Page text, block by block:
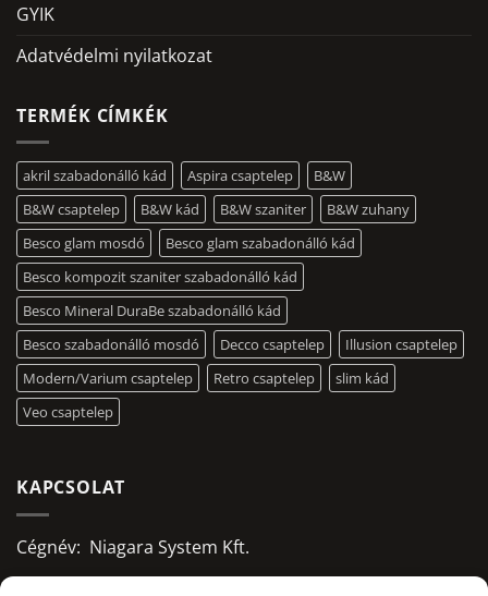
GYIK
Adatvédelmi nyilatkozat
TERMÉK CÍMKÉK
akril szabadonálló kád Aspira csaptelep
B&W
B&W csaptelep
B&W kád B&W szaniter
B&W zuhany
Besco glam mosdó
Besco glam szabadonálló kád
Besco kompozit szaniter szabadonálló kád
Besco Mineral DuraBe szabadonálló kád
Besco szabadonálló mosdó
Decco csaptelep
Illusion csaptelep
Modern/Varium csaptelep
Retro csaptelep
slim kád
Veo csaptelep
KAPCSOLAT
Cégnév: Niagara System Kft.